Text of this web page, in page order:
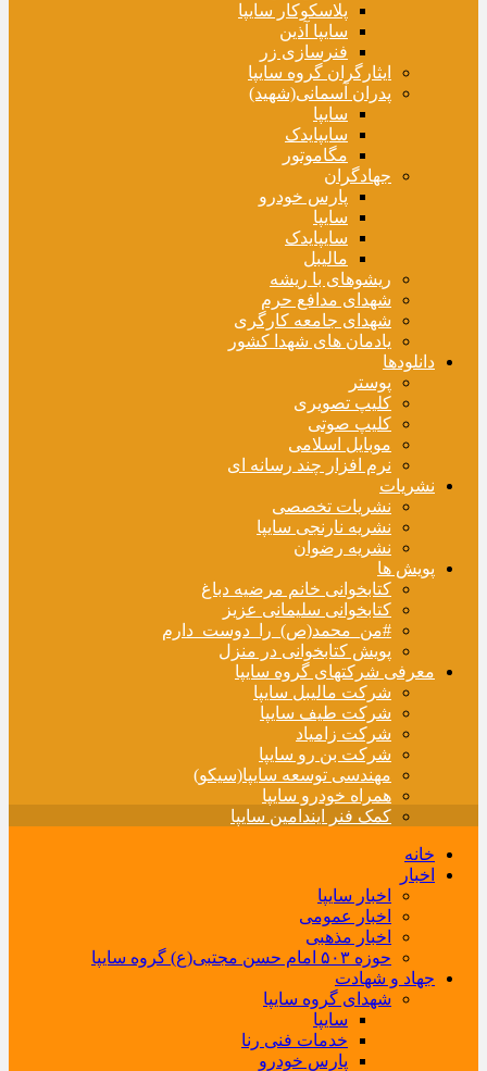
پلاسکوکار سایپا
سایپا آذین
فنرسازی زر
ایثارگران گروه سایپا
پدران آسمانی(شهید)
سایپا
سایپایدک
مگاموتور
جهادگران
پارس خودرو
سایپا
سایپایدک
مالیبل
ریشوهای با ریشه
شهدای مدافع حرم
شهدای جامعه کارگری
یادمان های شهدا کشور
دانلودها
پوستر
کلیپ تصویری
کلیپ صوتی
موبایل اسلامی
نرم افزار چند رسانه ای
نشریات
نشریات تخصصی
نشریه نارنجی سایپا
نشریه رضوان
پویش ها
کتابخوانی خانم مرضیه دباغ
کتابخوانی سلیمانی عزیز
#من_محمد(ص)_را_دوست_دارم
پویش کتابخوانی در منزل
معرفی شرکتهای گروه سایپا
شرکت مالیبل سایپا
شرکت طیف سایپا
شرکت زامیاد
شرکت بن رو سایپا
مهندسی توسعه سایپا(سیکو)
همراه خودرو سایپا
کمک فنر ایندامین سایپا
خانه
اخبار
اخبار سایپا
اخبار عمومی
اخبار مذهبی
حوزه ۵۰۳ امام حسن مجتبی(ع) گروه سایپا
جهاد و شهادت
شهدای گروه سایپا
سایپا
خدمات فنی رنا
پارس خودرو